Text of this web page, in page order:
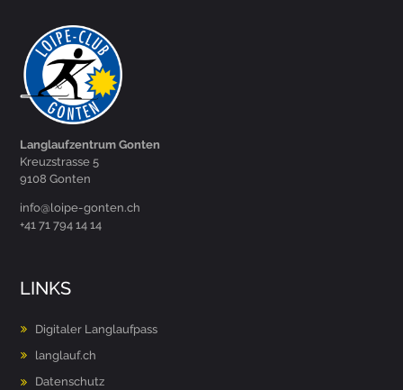
Langlaufzentrum Gonten
Kreuzstrasse 5
9108 Gonten
hc.netnog-epiol@ofni
+41 71 794 14 14
LINKS
Digitaler Langlaufpass
langlauf.ch
Datenschutz